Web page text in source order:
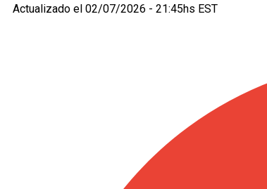
Actualizado el 02/07/2026 - 21:45hs EST